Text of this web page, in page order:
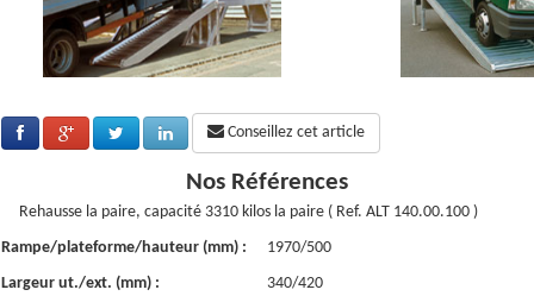
Conseillez cet article
Nos Références
Rehausse la paire, capacité 3310 kilos la paire ( Ref. ALT 140.00.100 )
Rampe/plateforme/hauteur (mm) :
1970/500
Largeur ut./ext. (mm) :
340/420